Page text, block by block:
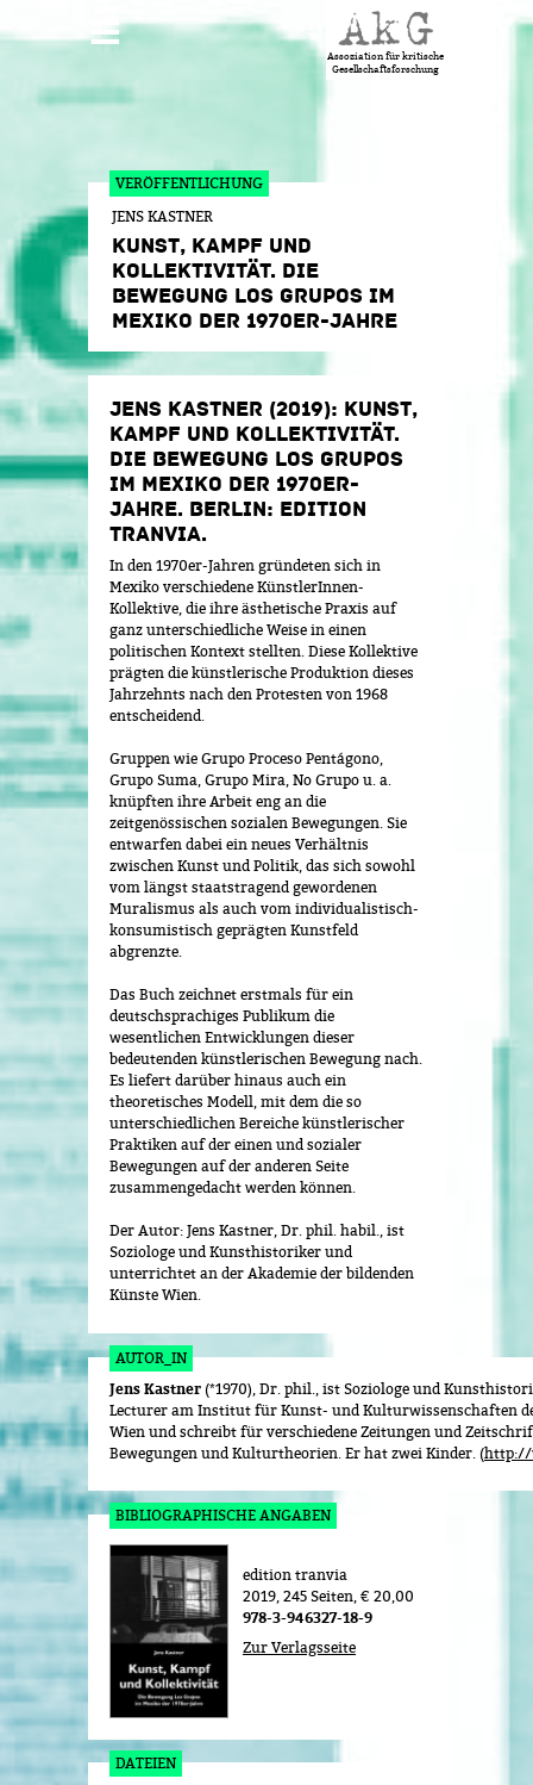
HAUPTMENÜ
Assoziation für kritische
Gesellschaftsforschung
JENS KASTNER
KUNST, KAMPF UND
KOLLEKTIVITÄT. DIE
BEWEGUNG LOS GRUPOS IM
MEXIKO DER 1970ER-JAHRE
JENS KASTNER (2019): KUNST,
KAMPF UND KOLLEKTIVITÄT.
DIE BEWEGUNG LOS GRUPOS
IM MEXIKO DER 1970ER-
JAHRE. BERLIN: EDITION
TRANVIA.
In den 1970er-Jahren gründeten sich in
Mexiko verschiedene KünstlerInnen-
Kollektive, die ihre ästhetische Praxis auf
ganz unterschiedliche Weise in einen
politischen Kontext stellten. Diese Kollektive
prägten die künstlerische Produktion dieses
Jahrzehnts nach den Protesten von 1968
entscheidend.
Gruppen wie Grupo Proceso Pentágono,
Grupo Suma, Grupo Mira, No Grupo u. a.
knüpften ihre Arbeit eng an die
zeitgenössischen sozialen Bewegungen. Sie
entwarfen dabei ein neues Verhältnis
zwischen Kunst und Politik, das sich sowohl
vom längst staatstragend gewordenen
Muralismus als auch vom individualistisch-
konsumistisch geprägten Kunstfeld
abgrenzte.
Das Buch zeichnet erstmals für ein
deutschsprachiges Publikum die
wesentlichen Entwicklungen dieser
bedeutenden künstlerischen Bewegung nach.
Es liefert darüber hinaus auch ein
theoretisches Modell, mit dem die so
unterschiedlichen Bereiche künstlerischer
Praktiken auf der einen und sozialer
Bewegungen auf der anderen Seite
zusammengedacht werden können.
Der Autor: Jens Kastner, Dr. phil. habil., ist
Soziologe und Kunsthistoriker und
unterrichtet an der Akademie der bildenden
Künste Wien.
AUTOR_IN
Jens Kastner (*1970), Dr. phil., ist Soziologe und
Lecturer am Institut für Kunst- und Kulturwissenschaften
Wien und schreibt für verschiedene Zeitungen und
Bewegungen und Kulturtheorien. Er hat zwei Kinder. (http://
BIBLIOGRAPHISCHE ANGABEN
edition tranvia
2019 245 Seiten € 20,00
978-3-946327-18-9
Zur Verlagsseite
DATEIEN